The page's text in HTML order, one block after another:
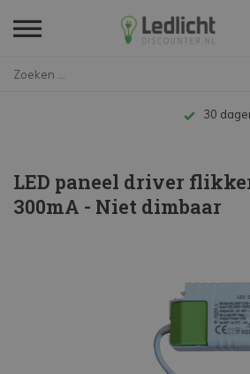
Tot 10
LED paneel driver
300mA - Niet dimbaar